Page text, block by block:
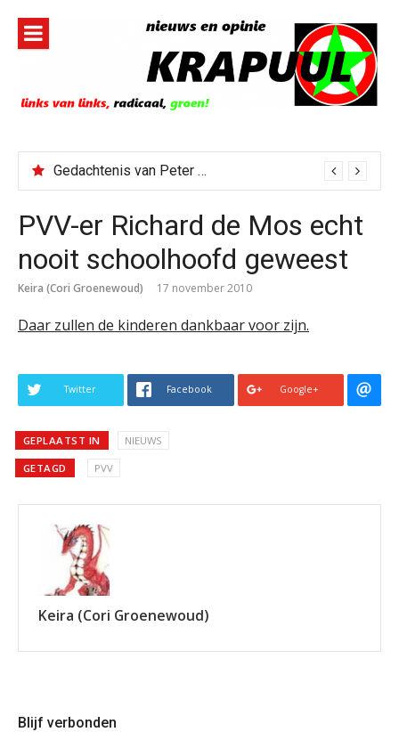
inhoud
Gedachtenis van Peter Faber
PVV-er Richard de Mos echt
nooit schoolhoofd geweest
Keira (Cori Groenewoud) 17 november 2010
Daar zullen de kinderen dankbaar voor zijn.
Twitter Facebook Google+
GEPLAATST IN NIEUWS
GETAGD PVV
Keira (Cori Groenewoud)
Blijf verbonden